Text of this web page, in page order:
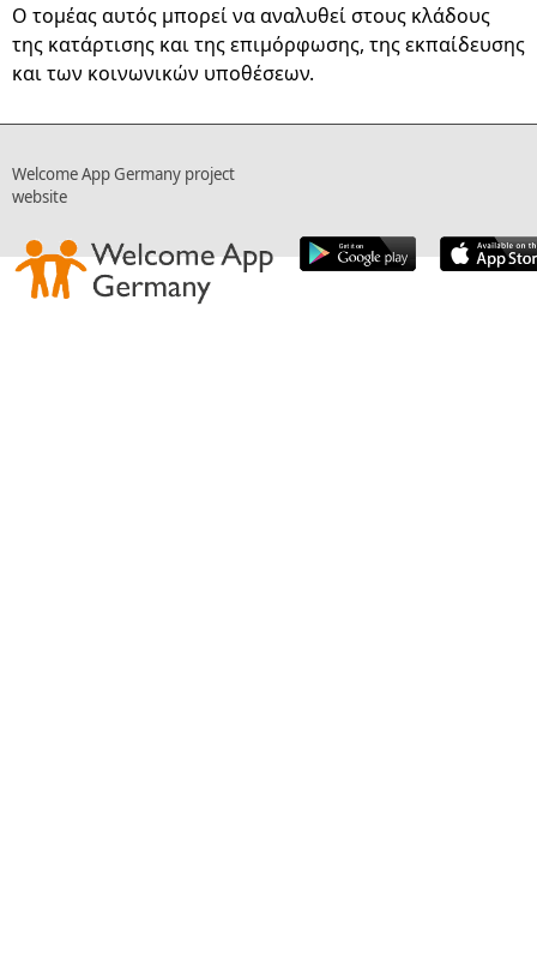
Ο τομέας αυτός μπορεί να αναλυθεί στους κλάδους
της κατάρτισης και της επιμόρφωσης, της εκπαίδευσης
και των κοινωνικών υποθέσεων.
Welcome App Germany project
website